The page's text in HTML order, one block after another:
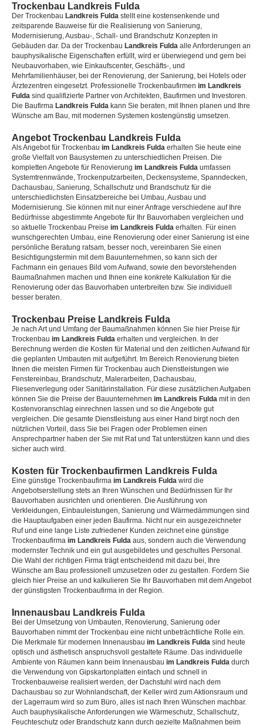
Trockenbau Landkreis Fulda
Der Trockenbau Landkreis Fulda stellt eine kostensenkende und
zeitsparende Bauweise für die Realisierung von Sanierung,
Modernisierung, Ausbau-, Schall- und Brandschutz Konzepten in
Gebäuden dar. Da der Trockenbau Landkreis Fulda alle Anforderungen an
bauphysikalische Eigenschaften erfüllt, wird er überwiegend und gern bei
Neubauvorhaben, wie Einkaufscenter, Geschäfts-, und
Mehrfamilienhäuser, bei der Renovierung, der Sanierung, bei Hotels oder
Ärztezentren eingesetzt. Professionelle Trockenbaufirmen im Landkreis
Fulda sind qualifizierte Partner von Architekten, Baufirmen und Investoren.
Die Baufirma Landkreis Fulda kann Sie beraten, mit Ihnen planen und Ihre
Wünsche am Bau, mit modernen Systemen kostengünstig umsetzen.
Angebot Trockenbau Landkreis Fulda
Als Angebot für Trockenbau im Landkreis Fulda erhalten Sie heute eine
große Vielfalt von Bausystemen zu unterschiedlichen Preisen. Die
kompletten Angebote für Renovierung im Landkreis Fulda umfassen
Systemtrennwände, Trockenputzarbeiten, Deckensysteme, Spanndecken,
Dachausbau, Sanierung, Schallschutz und Brandschutz für die
unterschiedlichsten Einsatzbereiche bei Umbau, Ausbau und
Modernisierung. Sie können mit nur einer Anfrage verschiedene auf Ihre
Bedürfnisse abgestimmte Angebote für Ihr Bauvorhaben vergleichen und
so aktuelle Trockenbau Preise im Landkreis Fulda erhalten. Für einen
wunschgerechten Umbau, eine Renovierung oder einer Sanierung ist eine
persönliche Beratung ratsam, besser noch, vereinbaren Sie einen
Besichtigungstermin mit dem Bauunternehmen, so kann sich der
Fachmann ein genaues Bild vom Aufwand, sowie den bevorstehenden
Baumaßnahmen machen und Ihnen eine konkrete Kalkulation für die
Renovierung oder das Bauvorhaben unterbreiten bzw. Sie individuell
besser beraten.
Trockenbau Preise Landkreis Fulda
Je nach Art und Umfang der Baumaßnahmen können Sie hier Preise für
Trockenbau im Landkreis Fulda erhalten und vergleichen. In der
Berechnung werden die Kosten für Material und den zeitlichen Aufwand für
die geplanten Umbauten mit aufgeführt. Im Bereich Renovierung bieten
Ihnen die meisten Firmen für Trockenbau auch Dienstleistungen wie
Fenstereinbau, Brandschutz, Malerarbeiten, Dachausbau,
Fliesenverlegung oder Sanitärinstallation. Für diese zusätzlichen Aufgaben
können Sie die Preise der Bauunternehmen im Landkreis Fulda mit in den
Kostenvoranschlag einrechnen lassen und so die Angebote gut
vergleichen. Die gesamte Dienstleistung aus einer Hand birgt noch den
nützlichen Vorteil, dass Sie bei Fragen oder Problemen einen
Ansprechpartner haben der Sie mit Rat und Tat unterstützen kann und dies
sicher auch wird.
Kosten für Trockenbaufirmen Landkreis Fulda
Eine günstige Trockenbaufirma im Landkreis Fulda wird die
Angebotserstellung stets an Ihren Wünschen und Bedürfnissen für Ihr
Bauvorhaben ausrichten und orientieren. Die Ausführung von
Verkleidungen, Einbauleistungen, Sanierung und Wärmedämmungen sind
die Hauptaufgaben einer jeden Baufirma. Nicht nur ein ausgezeichneter
Ruf und eine lange Liste zufriedener Kunden zeichnet eine günstige
Trockenbaufirma im Landkreis Fulda aus, sondern auch die Verwendung
modernster Technik und ein gut ausgebildetes und geschultes Personal.
Die Wahl der richtigen Firma trägt entscheidend mit dazu bei, Ihre
Wünsche am Bau professionell umzusetzen oder zu gestalten. Fordern Sie
gleich hier Preise an und kalkulieren Sie Ihr Bauvorhaben mit dem Angebot
der günstigsten Trockenbaufirma in der Region.
Innenausbau Landkreis Fulda
Bei der Umsetzung von Umbauten, Renovierung, Sanierung oder
Bauvorhaben nimmt der Trockenbau eine nicht unbeträchtliche Rolle ein.
Die Merkmale für modernen Innenausbau im Landkreis Fulda sind heute
optisch und ästhetisch anspruchsvoll gestaltete Räume. Das individuelle
Ambiente von Räumen kann beim Innenausbau im Landkreis Fulda durch
die Verwendung von Gipskartonplatten einfach und schnell in
Trockenbauweise realisiert werden, der Dachstuhl wird nach dem
Dachausbau so zur Wohnlandschaft, der Keller wird zum Aktionsraum und
der Lagerraum wird so zum Büro, alles ist nach Ihren Wünschen machbar.
Auch bauphysikalische Anforderungen wie Wärmeschutz, Schallschutz,
Feuchteschutz oder Brandschutz kann durch gezielte Maßnahmen beim